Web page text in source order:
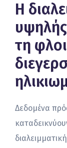
Η
υψηλής
τη
Δεδομένα